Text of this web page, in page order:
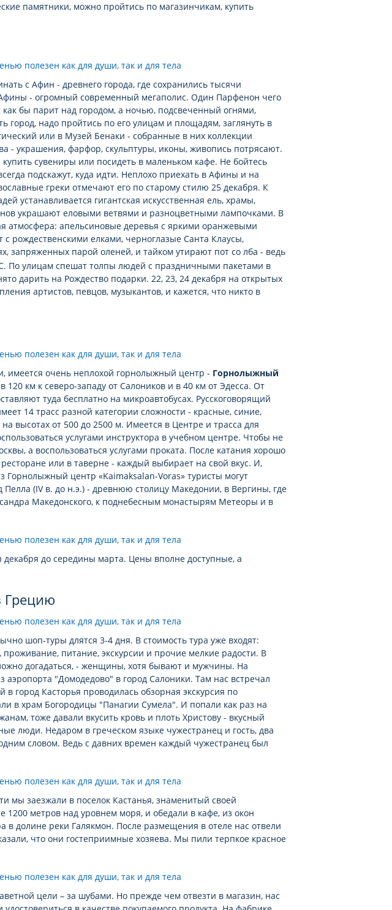
памятники, можно пройтись по магазинчикам, купить
с Афин - древнего города, где сохранились тысячи
- огромный современный мегаполис. Один Парфенон чего
бы парит над городом, а ночью, подсвеченный огнями,
город, надо пройтись по его улицам и площадям, заглянуть в
или в Музей Бенаки - собранные в них коллекции
- украшения, фарфор, скульптуры, иконы, живопись потрясают.
сувениры или посидеть в маленьком кафе. Не бойтесь
подскажут, куда идти. Неплохо приехать в Афины и на
греки отмечают его по старому стилю 25 декабря. К
устанавливается гигантская искусственная ель, храмы,
украшают еловыми ветвями и разноцветными лампочками. В
атмосфера: апельсиновые деревья с яркими оранжевыми
рождественскими елками, черноглазые Санта Клаусы,
запряженных парой оленей, и тайком утирают пот со лба - ведь
По улицам спешат толпы людей с праздничными пакетами в
дарить на Рождество подарки. 22, 23, 24 декабря на открытых
артистов, певцов, музыкантов, и кажется, что никто в
имеется очень неплохой горнолыжный центр - Горнолыжный
120 км к северо-западу от Салоников и в 40 км от Эдесса. От
туда бесплатно на микроавтобусах. Русскоговорящий
14 трасс разной категории сложности - красные, синие,
высотах от 500 до 2500 м. Имеется в Центре и трасса для
услугами инструктора в учебном центре. Чтобы не
а воспользоваться услугами проката. После катания хорошо
или в таверне - каждый выбирает на свой вкус. И,
Горнолыжный центр «Kaimaksalan-Voras» туристы могут
Пелла (IV в. до н.э.) - древнюю столицу Македонии, в Вергины, где
Македонского, к поднебесным монастырям Метеоры и в
до середины марта. Цены вполне доступные, а
Грецию
шоп-туры длятся 3-4 дня. В стоимость тура уже входят:
проживание, питание, экскурсии и прочие мелкие радости. В
догадаться, - женщины, хотя бывают и мужчины. На
"Домодедово" в город Салоники. Там нас встречал
город Касторья проводилась обзорная экскурсия по
в храм Богородицы "Панагии Сумела". И попали как раз на
тоже давали вкусить кровь и плоть Христову - вкусный
люди. Недаром в греческом языке чужестранец и гость, два
словом. Ведь с давних времен каждый чужестранец был
мы заезжали в поселок Кастанья, знаменитый своей
метров над уровнем моря, и обедали в кафе, из окон
в долине реки Галякмон. После размещения в отеле нас отвели
что они гостеприимные хозяева. Мы пили терпкое красное
цели – за шубами. Но прежде чем отвезти в магазин, нас